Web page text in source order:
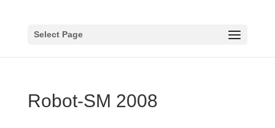
Select Page
Robot-SM 2008